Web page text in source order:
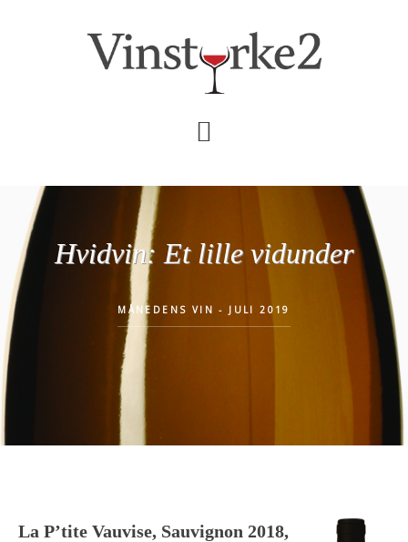
Hvidvin: Et lille vidunder
MÅNEDENS VIN - JULI 2019
La P’tite Vauvise, Sauvignon 2018,